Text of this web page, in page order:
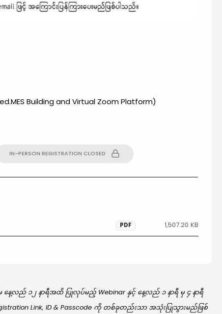
Building and Virtual Zoom Platform)
IN-PERSON REGISTRATION CLOSED
PDF 1,507.20 KB
ေ့လည် ၁၂ နာရီအထိ ပြုလုပ်မည့် Webinar နှင့် နေ့လည် ၁ နာရီ မှ ၄ နာရီ
Link, ID & Passcode ကို တစ်ခုတည်းသာ အသုံးပြုသွားမည်ဖြစ်